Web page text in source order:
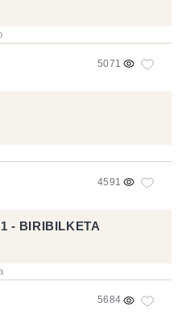
5071
4591
- BIRIBILKETA
5684